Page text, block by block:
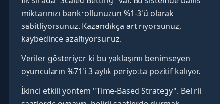
miktarınızı bankrollunuzun %1-3'ü olarak
sabitliyorsunuz. Kazandıkça artırıyorsunuz,
kaybedince azaltıyorsunuz.
Veriler gösteriyor ki bu yaklaşımı benimseyen
oyuncuların %71'i 3 aylık periyotta pozitif kalıyor.
İkinci etkili yöntem "Time-Based Strategy". Belirli